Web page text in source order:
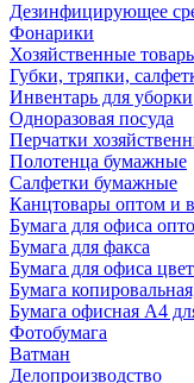
Дезинфицирующее
Фонарики
Хозяйственные
Губки, тряпки,
Инвентарь для уборки
Одноразовая посуда
Перчатки
Полотенца бумажные
Салфетки бумажные
Канцтовары оптом и
Бумага для офиса
Бумага для факса
Бумага для офиса
Бумага
Бумага офисная А4
Фотобумага
Ватман
Делопроизводство